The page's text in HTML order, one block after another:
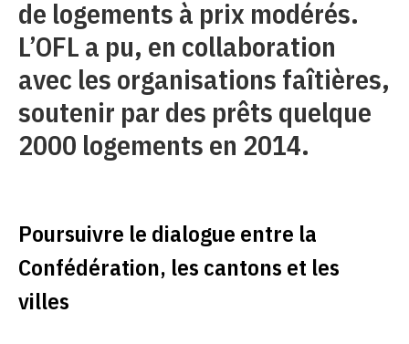
de logements à prix modérés.
L’OFL a pu, en collaboration
avec les organisations faîtières,
soutenir par des prêts quelque
2000 logements en 2014.
Poursuivre le dialogue entre la
Confédération, les cantons et les
villes